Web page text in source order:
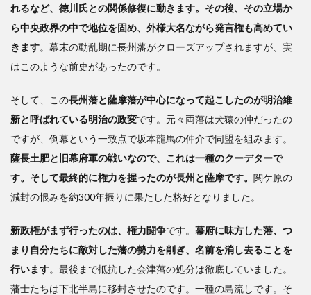
れるなど、徳川氏との関係修復に動きます。その後、その立場か
ら中央政界の中で地位を固め、外様大名ながら発言権も高めてい
きます。幕末の動乱期に長州藩がクローズアップされますが、実
はこのような前史があったのです。
そして、この長州藩と薩摩藩が中心になって起こしたのが明治維
新と呼ばれている明治の政変です。元々両藩は犬猿の仲だったの
ですが、倒幕という一致点で坂本龍馬の仲介で同盟を組みます。
薩長土肥と旧幕府軍の戦いなので、これは一種のクーデターで
す。そして最終的に権力を握ったのが長州と薩摩です。 関ケ原の
減封の恨みを約300年振りに果たした格好となりました。
新政権がまず行ったのは、権力闘争です。 幕府に味方した藩、つ
まり自分たちに敵対した藩の勢力を削ぎ、名前を消し去ることを
行います。最後まで抵抗した会津藩の処分は徹底していました。
藩士たちは下北半島に移封させたのです。一種の島流しです。そ